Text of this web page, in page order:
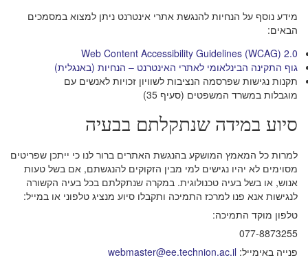
מידע נוסף על הנחיות להנגשת אתרי אינטרנט ניתן למצוא במסמכים
הבאים:
Web Content Accessibility Guidelines (WCAG) 2.0
גוף התקינה הבינלאומי לאתרי האינטרנט – הנחיות (באנגלית)
תקנות נגישות שפרסמה הנציבות לשוויון זכויות לאנשים עם
מוגבלות במשרד המשפטים (סעיף 35)
סיוע במידה שנתקלתם בבעיה
למרות כל המאמץ המושקע בהנגשת האתרים ברור לנו כי ייתכן שפריטים
מסוימים לא יהיו נגישים למי מבין הזקוקים להנגשתם, אם בשל טעות
אנוש, או בשל בעיה טכנולוגית. במקרה שנתקלתם בכל בעיה הקשורה
לנגישות אנא פנו למרכז התמיכה ותקבלו סיוע מנציג טלפוני או במייל:
טלפון מוקד התמיכה:
077-8873255
פנייה באימייל: webmaster@ee.technion.ac.il